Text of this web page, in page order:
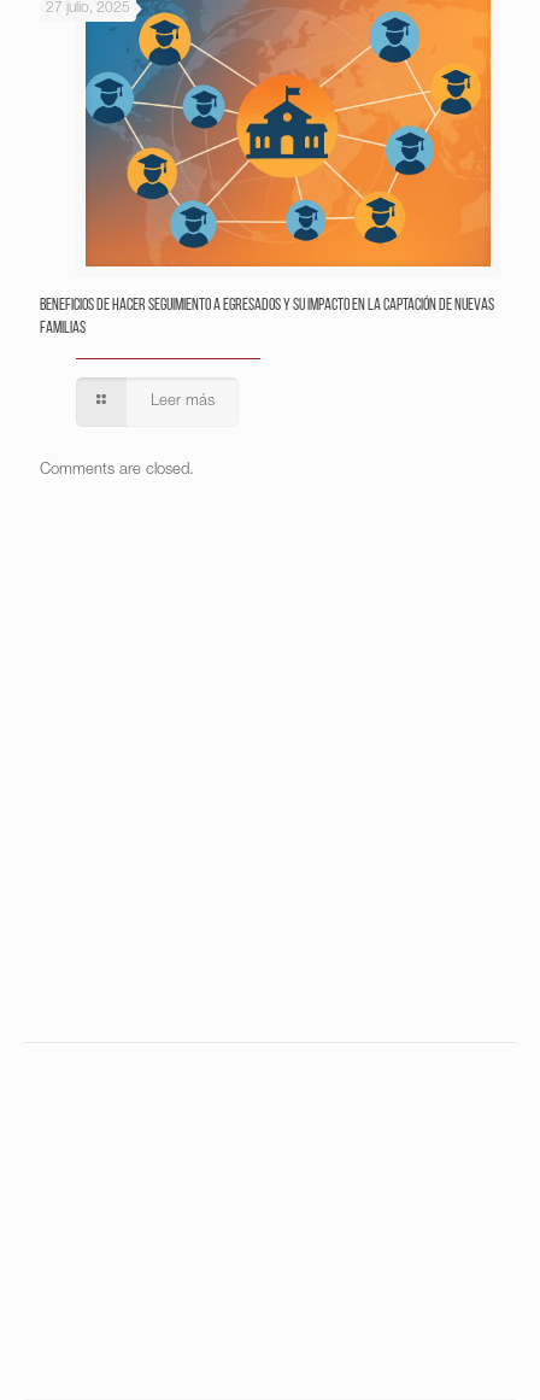
27 julio, 2025
Beneficios de hacer seguimiento a egresados y su impacto en la captación de nuevas
familias
Leer más
Comments are closed.